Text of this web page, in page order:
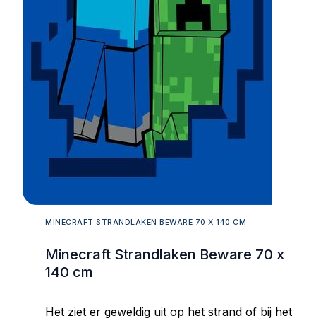
MINECRAFT STRANDLAKEN BEWARE 70 X 140 CM
Minecraft Strandlaken Beware 70 x
140 cm
Het ziet er geweldig uit op het strand of bij het